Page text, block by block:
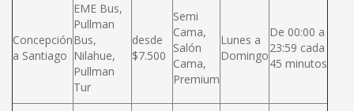
Concepción
a Santiago
EME Bus,
Pullman
Bus,
Nilahue,
Pullman
Tur
desde
$7.500
Semi
Cama,
Salón
Cama,
Premium
Lunes a
Domingo
De 00:00 a
23:59 cada
45 minutos